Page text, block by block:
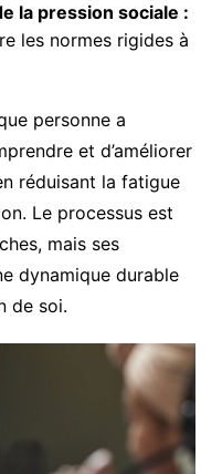
la pression sociale :
les normes rigides à
personne a
et d’améliorer
réduisant la fatigue
Le processus est
mais ses
dynamique durable
de soi.